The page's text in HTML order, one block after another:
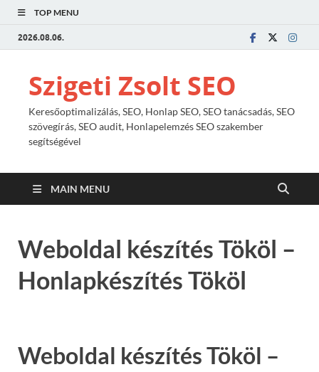
TOP MENU
2026.08.06.
Szigeti Zsolt SEO
Keresőoptimalizálás, SEO, Honlap SEO, SEO tanácsadás, SEO
szövegírás, SEO audit, Honlapelemzés SEO szakember
segítségével
MAIN MENU
Weboldal készítés Tököl –
Honlapkészítés Tököl
Weboldal készítés Tököl –